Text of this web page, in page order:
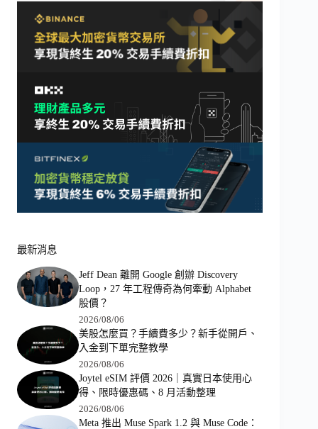
最新消息
Jeff Dean 離開 Google 創辦 Discovery
Loop，27 年工程傳奇為何牽動 Alphabet
股價？
2026/08/06
美股怎麼買？手續費多少？新手從開戶、
入金到下單完整教學
2026/08/06
Joytel eSIM 評價 2026｜真實日本使用心
得、限時優惠碼、8 月活動整理
2026/08/06
Meta 推出 Muse Spark 1.2 與 Muse Code：